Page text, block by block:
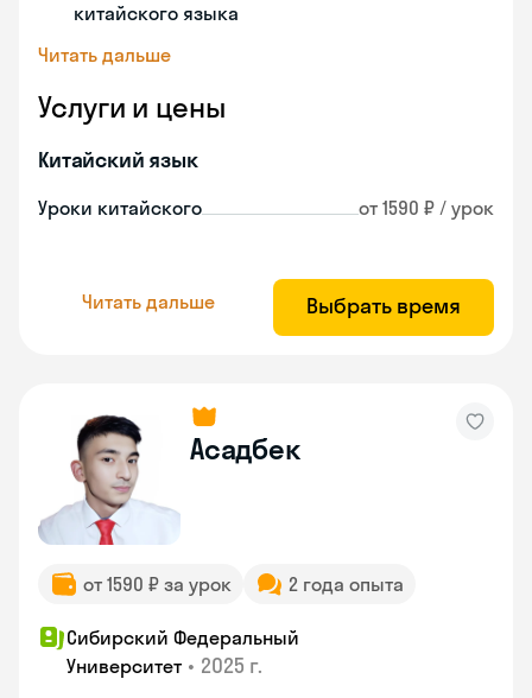
китайского языка
Читать дальше
Услуги и цены
Китайский язык
Уроки китайского от 1590 ₽ / урок
Читать дальше Выбрать время
Асадбек
от 1590 ₽ за урок 2 года опыта
Сибирский Федеральный
Университет • 2025 г.